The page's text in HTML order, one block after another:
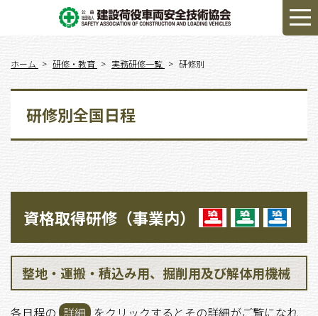
ホーム 研修・教育 実務研修一覧 研修別
研修別全国日程
資格取得研修（事業内）
整地・運搬・積込み用、掘削用及び解体用機械
各日程の 詳細 をクリックするとその詳細がご覧になれ